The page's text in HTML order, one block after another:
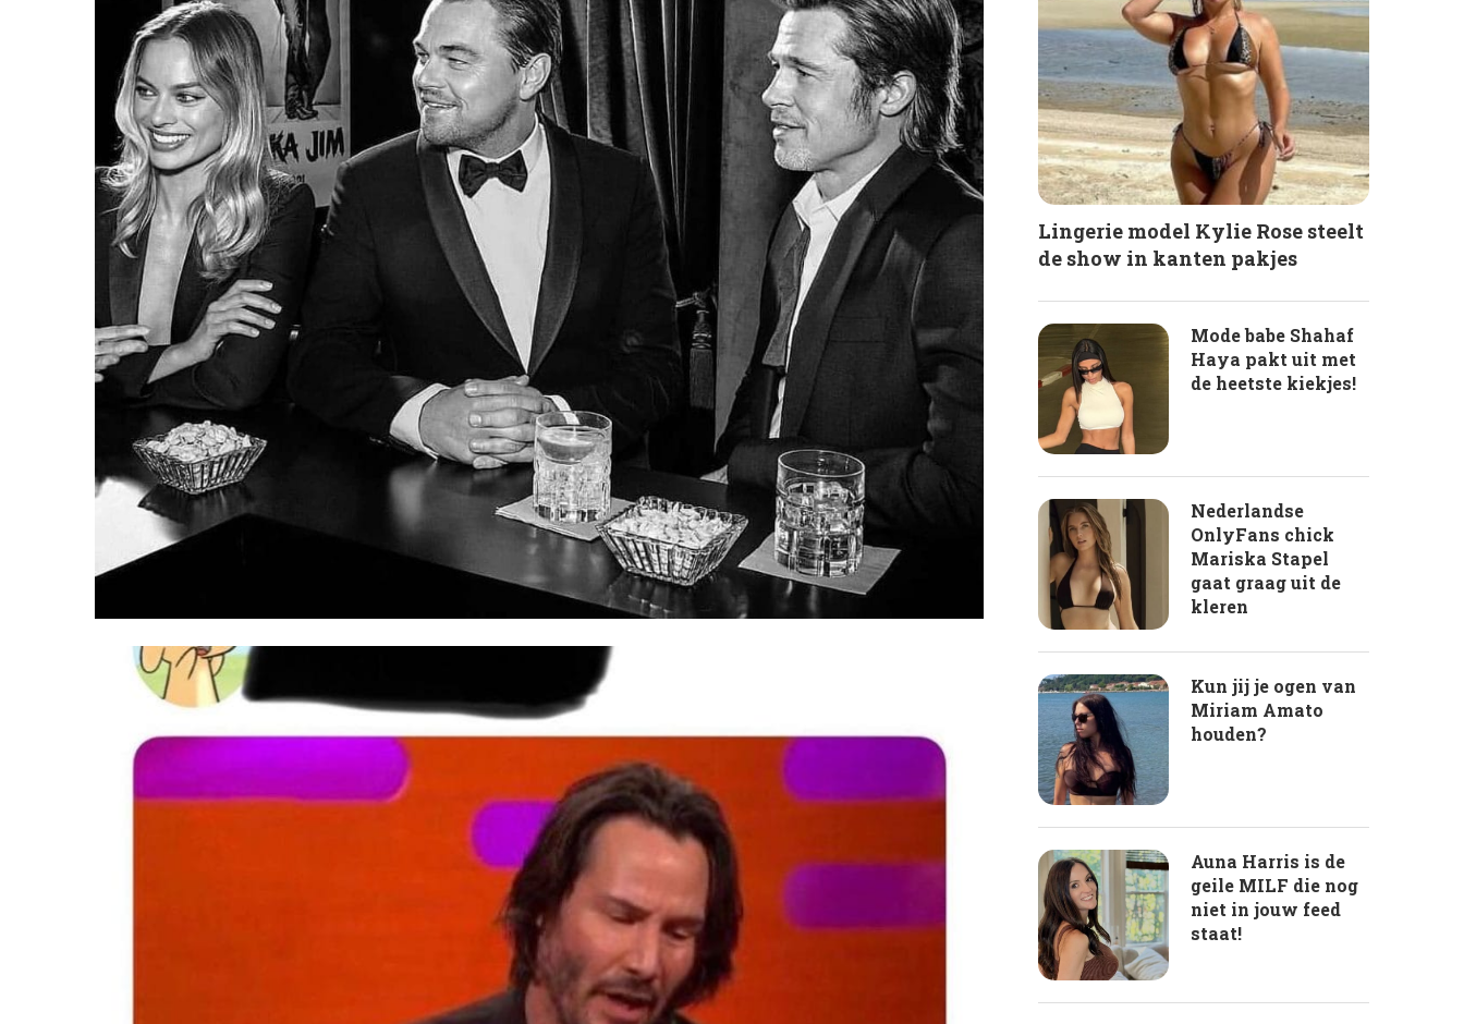
Lingerie model Kylie Rose steelt
de show in kanten pakjes
Mode babe Shahaf
Haya pakt uit met
de heetste kiekjes!
Nederlandse
OnlyFans chick
Mariska Stapel
gaat graag uit de
kleren
Kun jij je ogen van
Miriam Amato
houden?
Auna Harris is de
geile MILF die nog
niet in jouw feed
staat!